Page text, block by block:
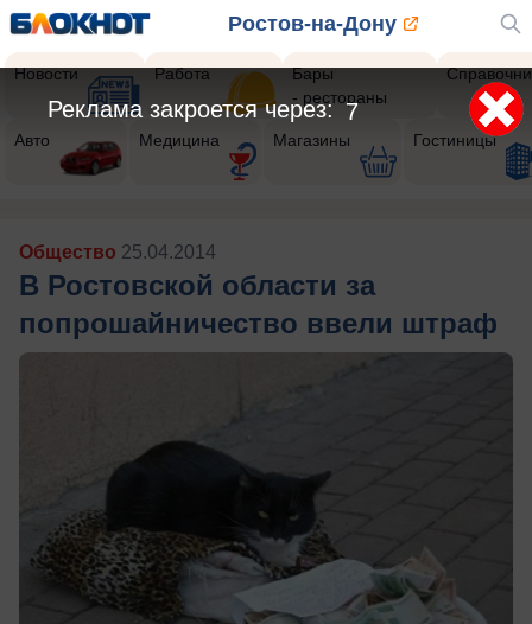
Ростов-на-Дону
Новости Работа
Бары
- рестораны
Авто Медицина Магазины Гостиницы
Общество 25.04.2014
В Ростовcкой области за
попрошайничество ввели штраф
4
Реклама закроется через: